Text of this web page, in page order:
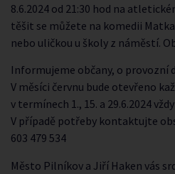
8.6.2024 od 21:30 hod na
těšit se můžete na komedii
nebo uličkou u školy z náměstí.
Informujeme občany, o provozní
V měsíci červnu bude otevřeno
v termínech 1., 15. a 29.6.2024
V případě potřeby kontaktujte
603 479 534
Město Pilníkov a Jiří Haken vás